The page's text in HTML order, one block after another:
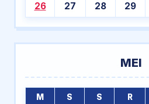
26
27 28 29
MEI
M S S R